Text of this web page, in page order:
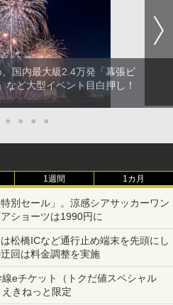
国内最大級2.4万発「幕張ビ
など大型イベント目白押し！
● ● ● ●
1週間 1カ月
別セール」。涼感シアサッカーワン
ショーツは1990円に
松橋ICなど通行止め端末を先頭にし
回は料金調整を実施
eチケット（トクだ値スペシャル
きねっと限定